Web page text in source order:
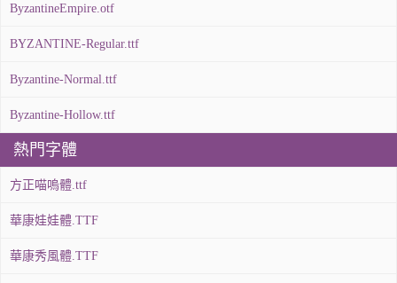
ByzantineEmpire.otf
BYZANTINE-Regular.ttf
Byzantine-Normal.ttf
Byzantine-Hollow.ttf
熱門字體
方正喵嗚體.ttf
華康娃娃體.TTF
華康秀風體.TTF